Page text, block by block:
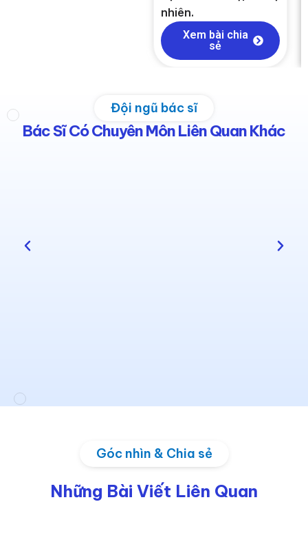
nhiên.
Xem bài chia
sẻ
Đội ngũ bác sĩ
Bác Sĩ Có Chuyên Môn Liên Quan Khác
Góc nhìn & Chia sẻ
Những Bài Viết Liên Quan